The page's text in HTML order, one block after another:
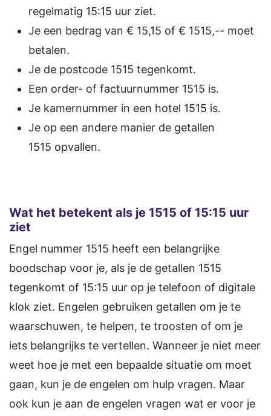
regelmatig 15:15 uur ziet.
Je een bedrag van € 15,15 of € 1515,-- moet
betalen.
Je de postcode 1515 tegenkomt.
Een order- of factuurnummer 1515 is.
Je kamernummer in een hotel 1515 is.
Je op een andere manier de getallen
1515 opvallen.
Wat het betekent als je 1515 of 15:15 uur
ziet
Engel nummer 1515 heeft een belangrijke
boodschap voor je, als je de getallen 1515
tegenkomt of 15:15 uur op je telefoon of digitale
klok ziet. Engelen gebruiken getallen om je te
waarschuwen, te helpen, te troosten of om je
iets belangrijks te vertellen. Wanneer je niet meer
weet hoe je met een bepaalde situatie om moet
gaan, kun je de engelen om hulp vragen. Maar
ook kun je aan de engelen vragen wat er voor je